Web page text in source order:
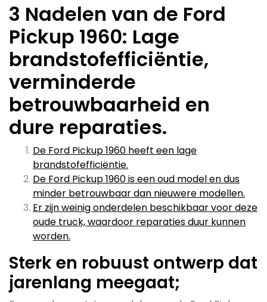
3 Nadelen van de Ford
Pickup 1960: Lage
brandstofefficiëntie,
verminderde
betrouwbaarheid en
dure reparaties.
De Ford Pickup 1960 heeft een lage
brandstofefficiëntie.
De Ford Pickup 1960 is een oud model en dus
minder betrouwbaar dan nieuwere modellen.
Er zijn weinig onderdelen beschikbaar voor deze
oude truck, waardoor reparaties duur kunnen
worden.
Sterk en robuust ontwerp dat
jarenlang meegaat;